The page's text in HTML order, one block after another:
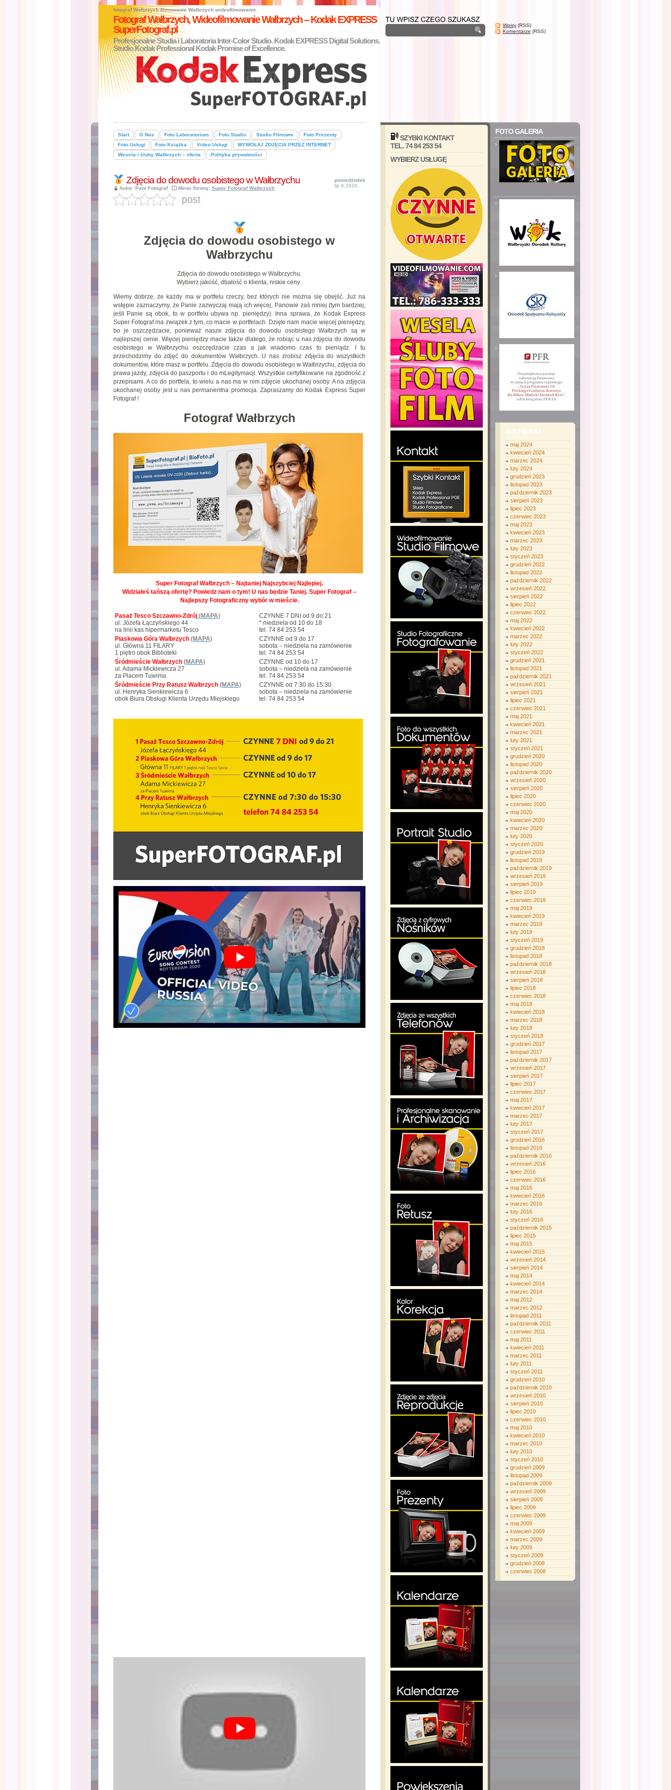
fotograf Wałbrzych filmowanie Wałbrzych wideofilmowanie
Fotograf Wałbrzych, Wideofilmowanie Wałbrzych – Kodak EXPRESS
SuperFotograf.pl
Profesjonalne Studia i Laboratoria Inter-Color Studio. Kodak EXPRESS Digital Solutions.
Studio Kodak Professional Kodak Promise of Excellence.
Wpisy (RSS)
Komentarze (RSS)
Start O Nas Foto Laboratorium Foto Studio Studio Filmowe
Foto Prezenty
Foto Usługi
Foto Książka Video Usługi
WYWOŁAJ ZDJĘCIA PRZEZ INTERNET
Wesela i śluby Wałbrzych – oferta
Polityka prywatności
Zdjęcia do dowodu osobistego w Wałbrzychu
Autor: Pani Fotograf Menu Strony: Super Fotograf Wałbrzych
poniedziałek
lip 6,2020
post
Zdjęcia do dowodu osobistego w
Wałbrzychu
Zdjęcia do dowodu osobistego w Wałbrzychu.
Wybierz jakość, dbałość o klienta, niskie ceny.
Wiemy dobrze, że każdy ma w portfelu rzeczy, bez których nie można się obejść. Już na
wstępie zaznaczymy, że Panie zazwyczaj mają ich więcej, Panowie zaś mniej (tym bardziej,
jeśli Panie są obok, to w portfelu ubywa np. pieniędzy). Inna sprawa, że Kodak Express
Super Fotograf ma związek z tym, co macie w portfelach. Dzięki nam macie więcej pieniędzy,
bo je oszczędzacie, ponieważ nasze zdjęcia do dowodu osobistego Wałbrzych są w
najlepszej cenie. Więcej pieniędzy macie także dlatego, że robiąc u nas zdjęcia do dowodu
osobistego w Wałbrzychu oszczędzacie czas a jak wiadomo czas to pieniądz. I tu
przechodzimy do zdjęć do dokumentów Wałbrzych. U nas zrobisz zdjęcia do wszystkich
dokumentów, które masz w portfelu. Zdjęcia do dowodu osobistego w Wałbrzychu, zdjęcia do
prawa jazdy, zdjęcia do paszportu i do mLegitymacji. Wszystkie certyfikowane na zgodność z
przepisami. A co do portfela, to wielu a nas ma w nim zdjęcie ukochanej osoby. A na zdjęcia
ukochanej osoby jest u nas permanentna promocja. Zapraszamy do Kodak Express Super
Fotograf !
Fotograf Wałbrzych
Super Fotograf Wałbrzych – Najtaniej Najszybciej Najlepiej.
Widziałeś tańszą ofertę? Powiedz nam o tym! U nas będzie Taniej. Super Fotograf –
Najlepszy Fotograficzny wybór w mieście.
Pasaż Tesco Szczawno-Zdrój (MAPA)
ul. Józefa Łączyńskiego 44
na linii kas hipermarketu Tesco
CZYNNE 7 DNI od 9 do 21
* niedziela od 10 do 18
tel. 74 84 253 54
Piaskowa Góra Wałbrzych (MAPA)
ul. Główna 11 FILARY
1 piętro obok Biblioteki
CZYNNE od 9 do 17
sobota – niedziela na zamówienie
tel. 74 84 253 54
Śródmieście Wałbrzych (MAPA)
ul. Adama Mickiewicza 27
za Placem Tuwima
CZYNNE od 10 do 17
sobota – niedziela na zamówienie
tel. 74 84 253 54
Śródmieście Przy Ratusz Wałbrzych (MAPA)
ul. Henryka Sienkiewicza 6
obok Biura Obsługi Klienta Urzędu Miejskiego
CZYNNE od 7:30 do 15:30
sobota – niedziela na zamówienie
tel. 74 84 253 54
SZYBKI KONTAKT
TEL. 74 84 253 54
WYBIERZ USŁUGĘ
FOTO GALERIA
ARCHIWUM
maj 2024
kwiecień 2024
marzec 2024
luty 2024
grudzień 2023
listopad 2023
październik 2023
sierpień 2023
lipiec 2023
czerwiec 2023
maj 2023
kwiecień 2023
marzec 2023
luty 2023
styczeń 2023
grudzień 2022
listopad 2022
październik 2022
wrzesień 2022
sierpień 2022
lipiec 2022
czerwiec 2022
maj 2022
kwiecień 2022
marzec 2022
luty 2022
styczeń 2022
grudzień 2021
listopad 2021
październik 2021
wrzesień 2021
sierpień 2021
lipiec 2021
czerwiec 2021
maj 2021
kwiecień 2021
marzec 2021
luty 2021
styczeń 2021
grudzień 2020
listopad 2020
październik 2020
wrzesień 2020
sierpień 2020
lipiec 2020
czerwiec 2020
maj 2020
kwiecień 2020
marzec 2020
luty 2020
styczeń 2020
grudzień 2019
listopad 2019
październik 2019
wrzesień 2019
sierpień 2019
lipiec 2019
czerwiec 2019
maj 2019
kwiecień 2019
marzec 2019
luty 2019
styczeń 2019
grudzień 2018
listopad 2018
październik 2018
wrzesień 2018
sierpień 2018
lipiec 2018
czerwiec 2018
maj 2018
kwiecień 2018
marzec 2018
luty 2018
styczeń 2018
grudzień 2017
listopad 2017
październik 2017
wrzesień 2017
sierpień 2017
lipiec 2017
czerwiec 2017
maj 2017
kwiecień 2017
marzec 2017
luty 2017
styczeń 2017
grudzień 2016
listopad 2016
październik 2016
wrzesień 2016
lipiec 2016
czerwiec 2016
maj 2016
kwiecień 2016
marzec 2016
luty 2016
styczeń 2016
październik 2015
lipiec 2015
maj 2015
kwiecień 2015
wrzesień 2014
sierpień 2014
maj 2014
kwiecień 2014
marzec 2014
maj 2012
marzec 2012
listopad 2011
październik 2011
czerwiec 2011
maj 2011
kwiecień 2011
marzec 2011
luty 2011
styczeń 2011
grudzień 2010
październik 2010
wrzesień 2010
sierpień 2010
lipiec 2010
czerwiec 2010
maj 2010
kwiecień 2010
marzec 2010
luty 2010
styczeń 2010
grudzień 2009
listopad 2009
październik 2009
wrzesień 2009
sierpień 2009
lipiec 2009
czerwiec 2009
maj 2009
kwiecień 2009
marzec 2009
luty 2009
styczeń 2009
grudzień 2008
czerwiec 2008